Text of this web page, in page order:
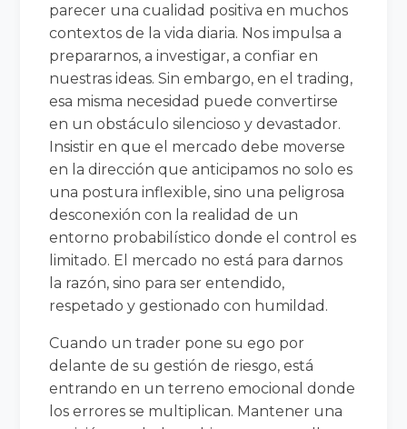
parecer una cualidad positiva en muchos
contextos de la vida diaria. Nos impulsa a
prepararnos, a investigar, a confiar en
nuestras ideas. Sin embargo, en el trading,
esa misma necesidad puede convertirse
en un obstáculo silencioso y devastador.
Insistir en que el mercado debe moverse
en la dirección que anticipamos no solo es
una postura inflexible, sino una peligrosa
desconexión con la realidad de un
entorno probabilístico donde el control es
limitado. El mercado no está para darnos
la razón, sino para ser entendido,
respetado y gestionado con humildad.
Cuando un trader pone su ego por
delante de su gestión de riesgo, está
entrando en un terreno emocional donde
los errores se multiplican. Mantener una